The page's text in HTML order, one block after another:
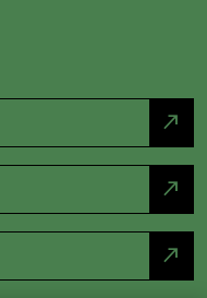
north_east
north_east
north_east